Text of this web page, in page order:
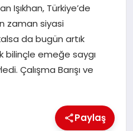
Işıkhan, Türkiye’de
zaman siyasi
da bugün artık
bilinçle emeğe saygı
Çalışma Barışı ve
Paylaş